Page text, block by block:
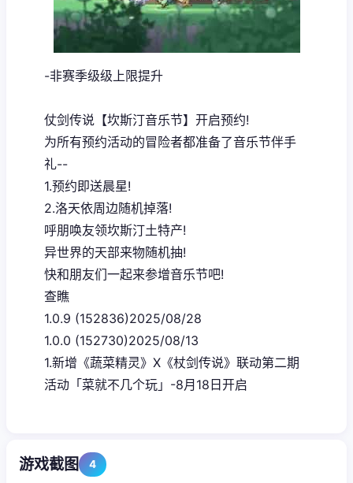
-非赛季级级上限提升
仗剑传说【坎斯汀音乐节】开启预约!
为所有预约活动的冒险者都准备了音乐节伴手
礼--
1.预约即送晨星!
2.洛天依周边随机掉落!
呼朋唤友领坎斯汀土特产!
异世界的天部来物随机抽!
快和朋友们一起来参增音乐节吧!
查瞧
1.0.9 (152836)2025/08/28
1.0.0 (152730)2025/08/13
1.新增《蔬菜精灵》X《杖剑传说》联动第二期
活动「菜就不几个玩」-8月18日开启
游戏截图 4